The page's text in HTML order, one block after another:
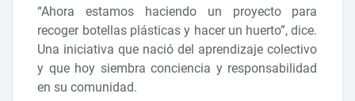
“Ahora estamos haciendo un proyecto para
recoger botellas plásticas y hacer un huerto”, dice.
Una iniciativa que nació del aprendizaje colectivo
y que hoy siembra conciencia y responsabilidad
en su comunidad.